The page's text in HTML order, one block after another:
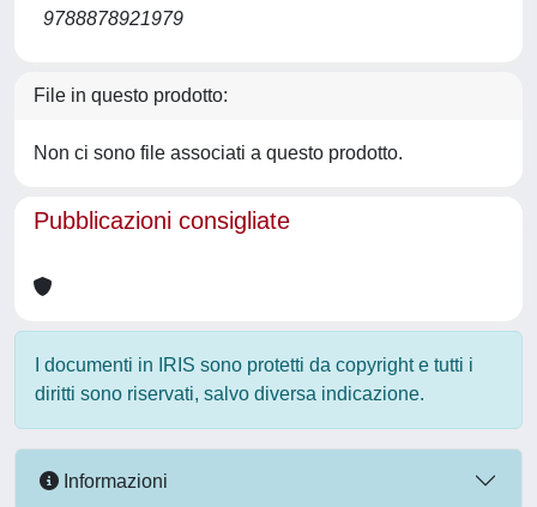
9788878921979
File in questo prodotto:
Non ci sono file associati a questo prodotto.
Pubblicazioni consigliate
I documenti in IRIS sono protetti da copyright e tutti i
diritti sono riservati, salvo diversa indicazione.
Informazioni